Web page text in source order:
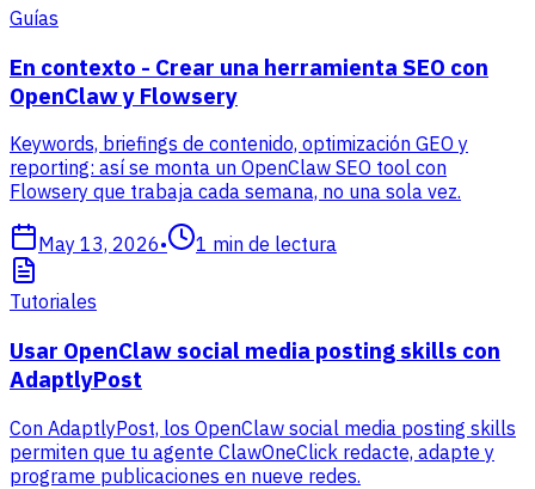
Guías
En contexto - Crear una herramienta SEO con
OpenClaw y Flowsery
Keywords, briefings de contenido, optimización GEO y
reporting: así se monta un OpenClaw SEO tool con
Flowsery que trabaja cada semana, no una sola vez.
May 13, 2026• 1 min de lectura
Tutoriales
Usar OpenClaw social media posting skills con
AdaptlyPost
Con AdaptlyPost, los OpenClaw social media posting skills
permiten que tu agente ClawOneClick redacte, adapte y
programe publicaciones en nueve redes.